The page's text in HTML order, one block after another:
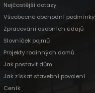
Nejčastější dotazy
Všeobecné obchodní podmínky
Zpracování osobních údajů
Slovníček pojmů
Projekty rodinných domů
Jak postavit dům
Jak získat stavební povolení
Ceník